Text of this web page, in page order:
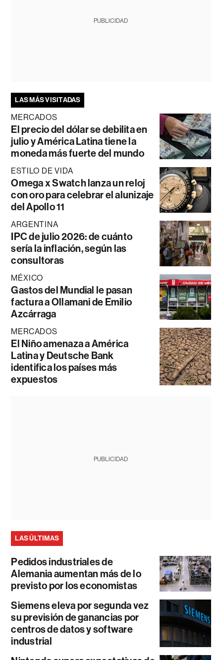
PUBLICIDAD
LAS MÁS VISITADAS
MERCADOS
El precio del dólar se debilita en
julio y América Latina tiene la
moneda más fuerte del mundo
ESTILO DE VIDA
Omega x Swatch lanza un reloj
con oro para celebrar el alunizaje
del Apollo 11
ARGENTINA
IPC de julio 2026: de cuánto
sería la inflación, según las
consultoras
MÉXICO
Gastos del Mundial le pasan
factura a Ollamani de Emilio
Azcárraga
MERCADOS
El Niño amenaza a América
Latina y Deutsche Bank
identifica los países más
expuestos
PUBLICIDAD
LAS ÚLTIMAS
Pedidos industriales de
Alemania aumentan más de lo
previsto por los economistas
Siemens eleva por segunda vez
su previsión de ganancias por
centros de datos y software
industrial